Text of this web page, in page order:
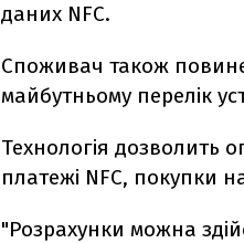
даних NFC.
Споживач також
майбутньому перелік
Технологія дозволить
платежі NFC, покупки
"Розрахунки можна